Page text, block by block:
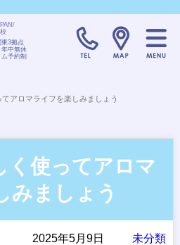
3拠点
年中無休
予約制
TELL:0120-
アロマライフを楽しみましょう
く使ってアロマ
みましょう
未分類
2025年5月9日